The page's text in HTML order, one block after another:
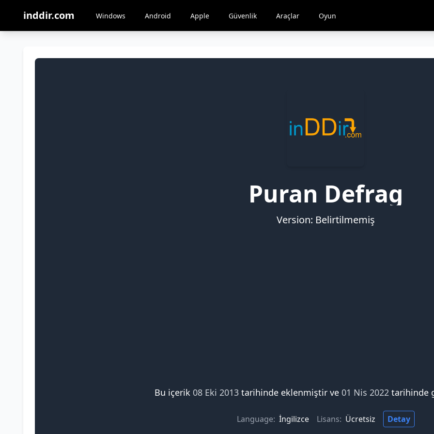
inddir.com Windows Android Apple Güvenlik Araçlar Oyun
Puran Defrag
Version: Belirtilmemiş
Bu içerik 08 Eki 2013 tarihinde eklenmiştir ve 01 Nis 2022 tarihinde
Language: İngilizce Lisans: Ücretsiz Detay